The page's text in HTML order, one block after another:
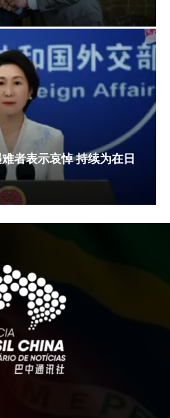
者表示哀悼 持续为在日